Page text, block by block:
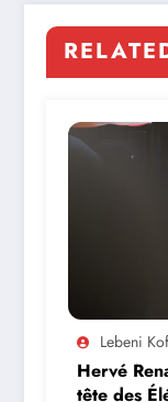
Lebeni
Hervé
tête des